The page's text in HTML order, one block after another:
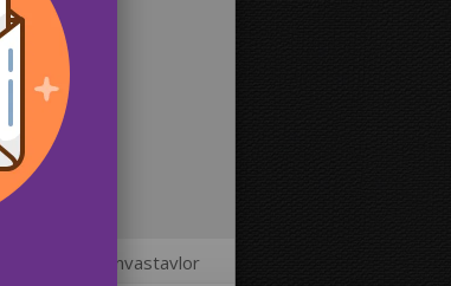
Storlekar på canvastavlor